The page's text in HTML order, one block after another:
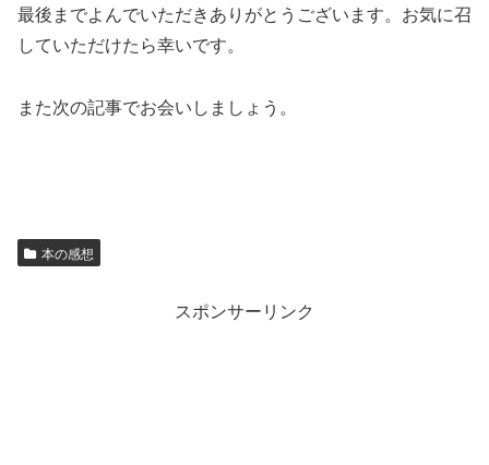
最後までよんでいただきありがとうございます。お気に召
していただけたら幸いです。
また次の記事でお会いしましょう。
本の感想
スポンサーリンク